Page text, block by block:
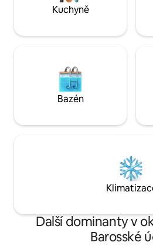
Kuchyně
Bazén
Další dominanty v
Barosské